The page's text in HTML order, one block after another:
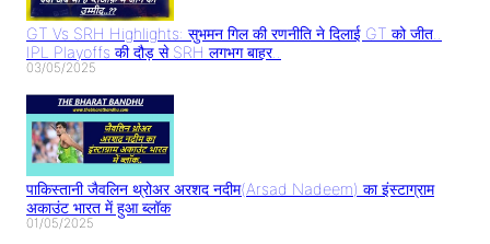
GT Vs SRH Highlights: सुभमन गिल की रणनीति ने दिलाई GT को जीत..
IPL Playoffs की दौड़ से SRH लगभग बाहर..
03/05/2025
पाकिस्तानी जैवलिन थ्रोअर अरशद नदीम(Arsad Nadeem) का इंस्टाग्राम
अकाउंट भारत में हुआ ब्लॉक
01/05/2025